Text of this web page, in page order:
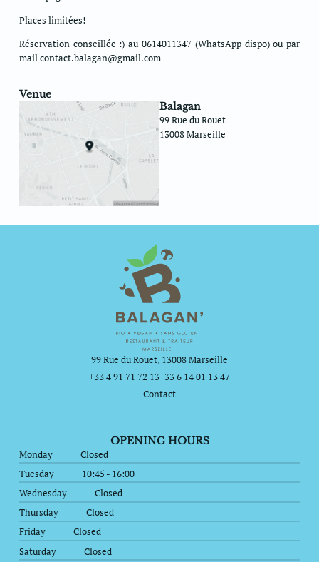
Places limitées!
Réservation conseillée :) au 0614011347 (WhatsApp dispo) ou par
mail contact.balagan@gmail.com
Venue
Balagan
99 Rue du Rouet
13008 Marseille
99 Rue du Rouet, 13008 Marseille
+33 4 91 71 72 13+33 6 14 01 13 47
Contact
OPENING HOURS
Monday
Closed
Tuesday
10:45 - 16:00
Wednesday
Closed
Thursday
Closed
Friday
Closed
Saturday
Closed